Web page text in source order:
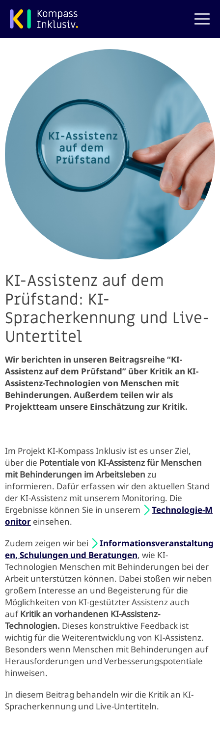
zum Hauptinhalt springen
KI-Assistenz auf dem
Prüfstand: KI-
Spracherkennung und Live-
Untertitel
Wir berichten in unseren Beitragsreihe “KI-
Assistenz auf dem Prüfstand” über Kritik an KI-
Assistenz-Technologien von Menschen mit
Behinderungen. Außerdem teilen wir als
Projektteam unsere Einschätzung zur Kritik.
Im Projekt KI-Kompass Inklusiv ist es unser Ziel,
über die Potentiale von KI-Assistenz für Menschen
mit Behinderungen im Arbeitsleben zu
informieren. Dafür erfassen wir den aktuellen Stand
der KI-Assistenz mit unserem Monitoring. Die
Ergebnisse können Sie in unserem
Technologie-M
onitor einsehen.
Zudem zeigen wir bei
Informationsveranstaltung
en, Schulungen und Beratungen, wie KI-
Technologien Menschen mit Behinderungen bei der
Arbeit unterstützen können. Dabei stoßen wir neben
großem Interesse an und Begeisterung für die
Möglichkeiten von KI-gestützter Assistenz auch
aufKritik an vorhandenen KI-Assistenz-
Technologien. Dieses konstruktive Feedback ist
wichtig für die Weiterentwicklung von KI-Assistenz.
Besonders wenn Menschen mit Behinderungen auf
Herausforderungen und Verbesserungspotentiale
hinweisen.
In diesem Beitrag behandeln wir die Kritik an KI-
Spracherkennung und Live-Untertiteln.